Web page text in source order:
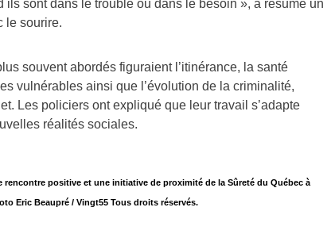
ils sont dans le trouble ou dans le besoin », a résumé un
le sourire.
souvent abordés figuraient l’itinérance, la santé
vulnérables ainsi que l’évolution de la criminalité,
Les policiers ont expliqué que leur travail s’adapte
réalités sociales.
rencontre positive et une initiative de proximité de la Sûreté du Québec à
Eric Beaupré / Vingt55 Tous droits réservés.